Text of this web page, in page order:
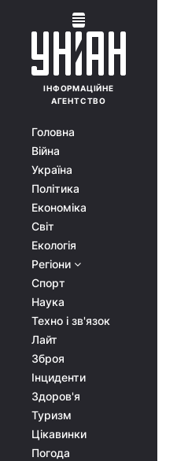
ІНФОРМАЦІЙНЕ
АГЕНТСТВО
Головна
Війна
Україна
Політика
Економіка
Світ
Екологія
Регіони
Спорт
Наука
Техно і зв'язок
Лайт
Зброя
Інциденти
Здоров'я
Туризм
Цікавинки
Погода